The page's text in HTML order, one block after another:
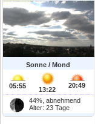
Sonne / Mond
05:55 13:22
20:49
44%, abnehmend
Alter: 23 Tage